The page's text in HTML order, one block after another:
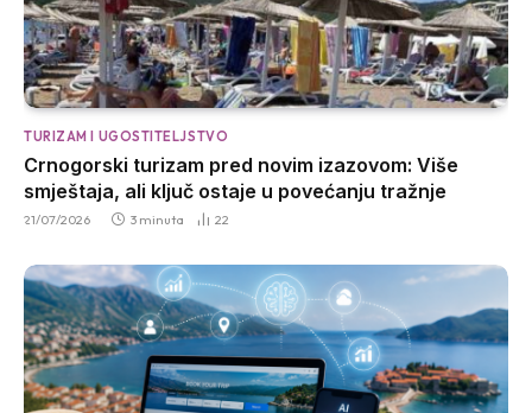
TURIZAM I UGOSTITELJSTVO
Crnogorski turizam pred novim izazovom: Više
smještaja, ali ključ ostaje u povećanju tražnje
21/07/2026 3 minuta 22